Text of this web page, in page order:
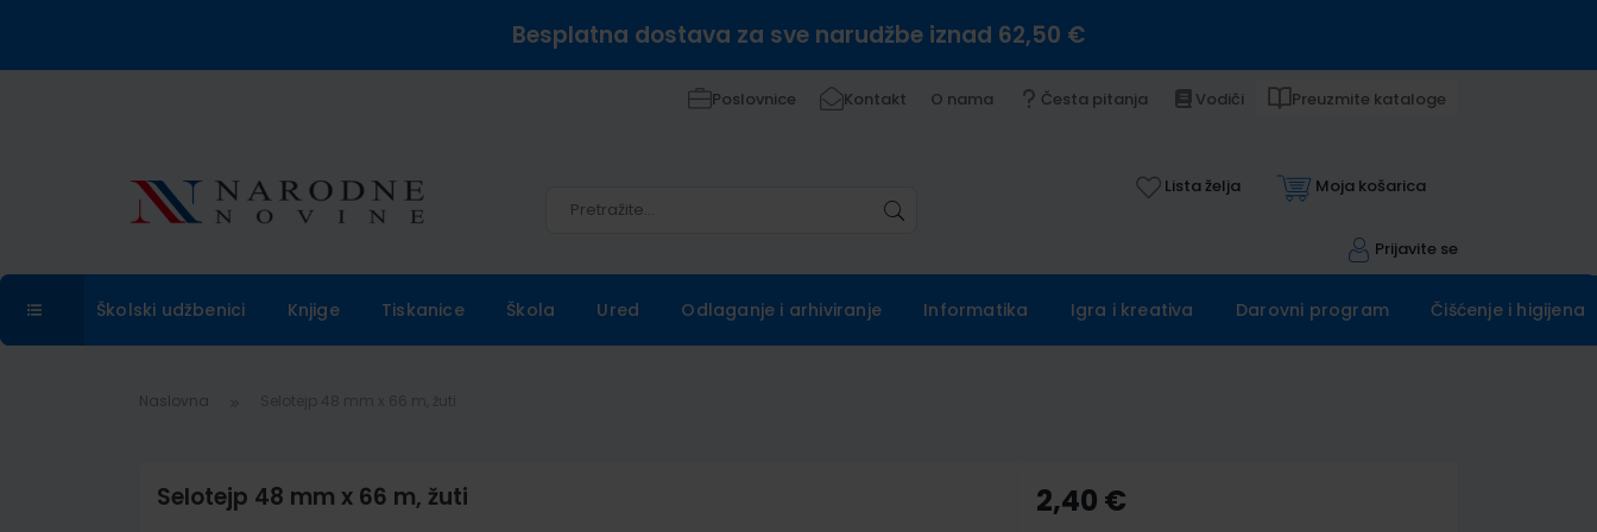
Besplatna dostava za sve narudžbe iznad 62,50 €
Poslovnice Kontakt O nama Česta pitanja Vodiči Preuzmite kataloge
Lista želja Moja košarica
Prijavite se
Školski udžbenici Knjige Tiskanice Škola Ured Odlaganje i arhiviranje Informatika Igra i kreativa Darovni program Čišćenje i higijena
Naslovna
Selotejp 48 mm x 66 m, žuti 2,40 €